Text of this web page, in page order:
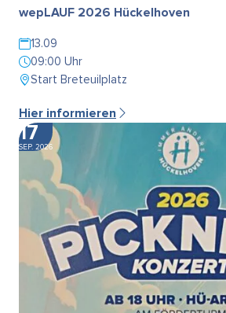
wepLAUF 2026 Hückelhoven
13.09
09:00 Uhr
Start Breteuilplatz
Hier informieren
17
SEP. 2026